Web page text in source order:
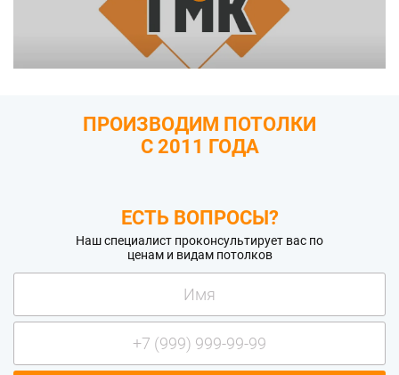
ПРОИЗВОДИМ ПОТОЛКИ
С 2011 ГОДА
ЕСТЬ ВОПРОСЫ?
Наш специалист проконсультирует вас по
ценам и видам потолков